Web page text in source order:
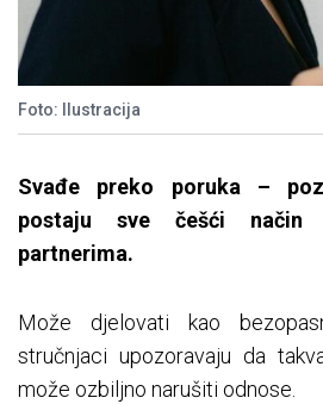
Foto: Ilustracija
Svađe preko poruka –
postaju sve češći način
partnerima.
Može djelovati kao
stručnjaci upozoravaju da
može ozbiljno narušiti odnose.